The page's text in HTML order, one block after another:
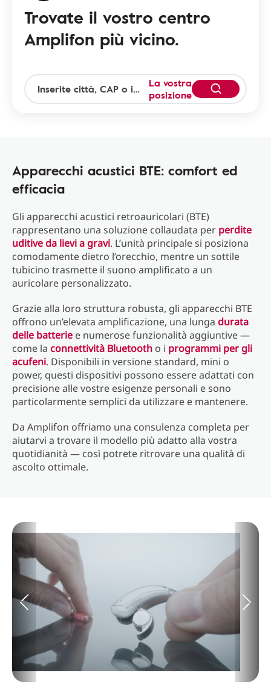
Trovate il vostro centro
Amplifon più vicino.
La vostra
posizione
Apparecchi acustici BTE: comfort ed
efficacia
Gli apparecchi acustici retroauricolari (BTE)
rappresentano una soluzione collaudata per perdite
uditive da lievi a gravi. L’unità principale si posiziona
comodamente dietro l’orecchio, mentre un sottile
tubicino trasmette il suono amplificato a un
auricolare personalizzato.
Grazie alla loro struttura robusta, gli apparecchi BTE
offrono un’elevata amplificazione, una lunga durata
delle batterie e numerose funzionalità aggiuntive —
come la connettività Bluetooth o i programmi per gli
acufeni. Disponibili in versione standard, mini o
power, questi dispositivi possono essere adattati con
precisione alle vostre esigenze personali e sono
particolarmente semplici da utilizzare e mantenere.
Da Amplifon offriamo una consulenza completa per
aiutarvi a trovare il modello più adatto alla vostra
quotidianità — così potrete ritrovare una qualità di
ascolto ottimale.